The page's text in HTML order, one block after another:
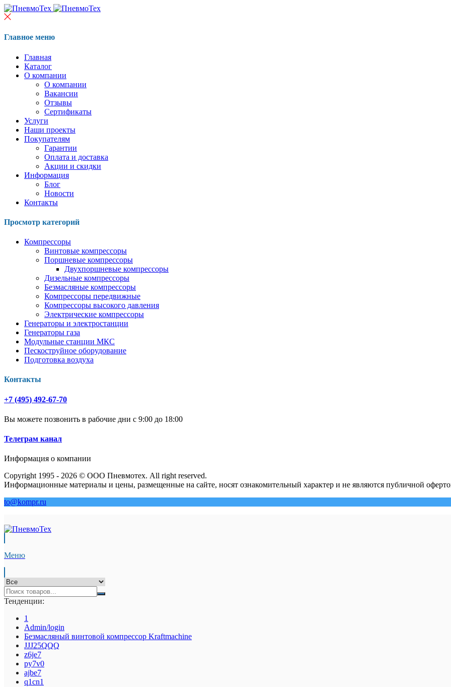
Главное меню
Главная
Каталог
О компании
О компании
Вакансии
Отзывы
Сертификаты
Услуги
Наши проекты
Покупателям
Гарантии
Оплата и доставка
Акции и скидки
Информация
Блог
Новости
Контакты
Просмотр категорий
Компрессоры
Винтовые компрессоры
Поршневые компрессоры
Двухпоршневые компрессоры
Дизельные компрессоры
Безмасляные компрессоры
Компрессоры передвижные
Компрессоры высокого давления
Электрические компрессоры
Генераторы и электростанции
Генераторы газа
Модульные станции МКС
Пескоструйное оборудование
Подготовка воздуха
Контакты
+7 (495) 492-67-70
Вы можете позвонить в рабочие дни с 9:00 до 18:00
Телеграм канал
Информация о компании
Copyright 1995 - 2026 © ООО Пневмотех. All right reserved.
Информационные материалы и цены, размещенные на сайте, носят ознакомительный характер и не являются публичной
to@kompr.ru
Меню
Тенденции:
1
Admin/login
Безмасляный винтовой компрессор Kraftmaсhine
JJJ25QQQ
z6je7
py7v0
ajbe7
q1cn1